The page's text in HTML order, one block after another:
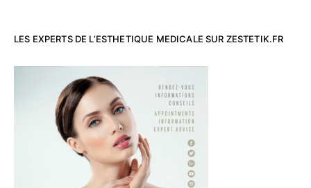
LES EXPERTS DE L’ESTHETIQUE MEDICALE SUR ZESTETIK.FR